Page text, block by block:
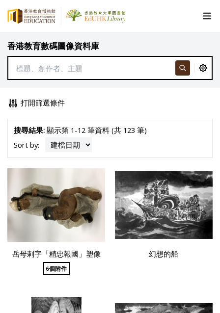
香港教育數碼圖像資料庫
打開篩選條件
搜尋結果:顯示第 1-12 筆資料 (共 123 筆)
Sort by:
岳母剌字「精忠報國」塑像
6個附件
幻想的船